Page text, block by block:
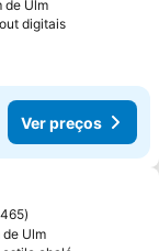
de Ulm
digitaisVer preços
Ver preços
favoritos
de Ulm